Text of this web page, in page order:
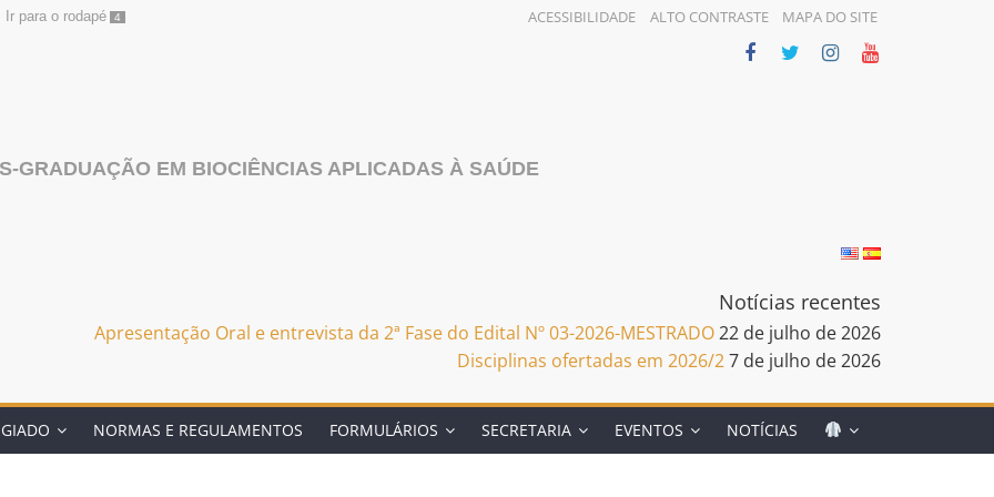
Ir para o rodapé 4 ACESSIBILIDADE ALTO CONTRASTE MAPA DO SITE
GRADUAÇÃO EM BIOCIÊNCIAS APLICADAS À SAÚDE
Notícias recentes
Apresentação Oral e entrevista da 2ª Fase do Edital Nº 03-2026-MESTRADO22 de julho de 2026
Disciplinas ofertadas em 2026/27 de julho de 2026
NORMAS E REGULAMENTOS FORMULÁRIOS SECRETARIA EVENTOS NOTÍCIAS